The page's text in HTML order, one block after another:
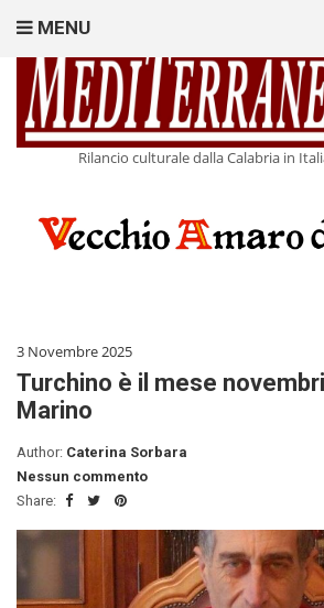
Rilancio culturale dalla Calabria in
MENU
3 Novembre 2025
Turchino è il mese
Marino
Author: Caterina Sorbara
Nessun commento
Share: